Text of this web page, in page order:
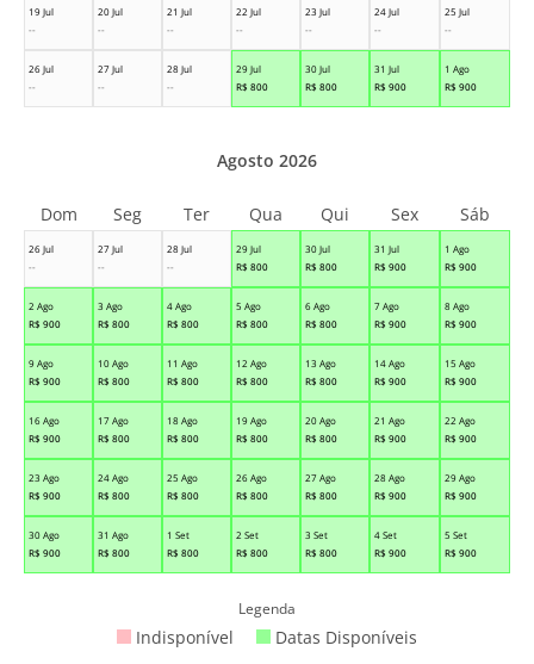
19 Jul
--
20 Jul
--
21 Jul
--
22 Jul
--
23 Jul
--
24 Jul
--
25 Jul
--
26 Jul
--
27 Jul
--
28 Jul
--
29 Jul
R$ 800
30 Jul
R$ 800
31 Jul
R$ 900
1 Ago
R$ 900
26 Jul
--
27 Jul
--
28 Jul
--
29 Jul
R$ 800
30 Jul
R$ 800
31 Jul
R$ 900
1 Ago
R$ 900
2 Ago
R$ 900
3 Ago
R$ 800
4 Ago
R$ 800
5 Ago
R$ 800
6 Ago
R$ 800
7 Ago
R$ 900
8 Ago
R$ 900
9 Ago
R$ 900
10 Ago
R$ 800
11 Ago
R$ 800
12 Ago
R$ 800
13 Ago
R$ 800
14 Ago
R$ 900
15 Ago
R$ 900
16 Ago
R$ 900
17 Ago
R$ 800
18 Ago
R$ 800
19 Ago
R$ 800
20 Ago
R$ 800
21 Ago
R$ 900
22 Ago
R$ 900
23 Ago
R$ 900
24 Ago
R$ 800
25 Ago
R$ 800
26 Ago
R$ 800
27 Ago
R$ 800
28 Ago
R$ 900
29 Ago
R$ 900
30 Ago
R$ 900
31 Ago
R$ 800
1 Set
R$ 800
2 Set
R$ 800
3 Set
R$ 800
4 Set
R$ 900
5 Set
R$ 900
Agosto 2026
Dom Seg Ter Qua Qui Sex Sáb
Legenda
Indisponível Datas Disponíveis